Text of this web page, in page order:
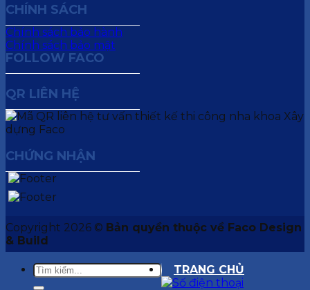
CHÍNH SÁCH
Chính sách bảo hành
Chính sách bảo mật
FOLLOW FACO
QR LIÊN HỆ
CHỨNG NHẬN
Copyright 2026 © Bản quyền thuộc về Faco Design
& Build
TRANG CHỦ